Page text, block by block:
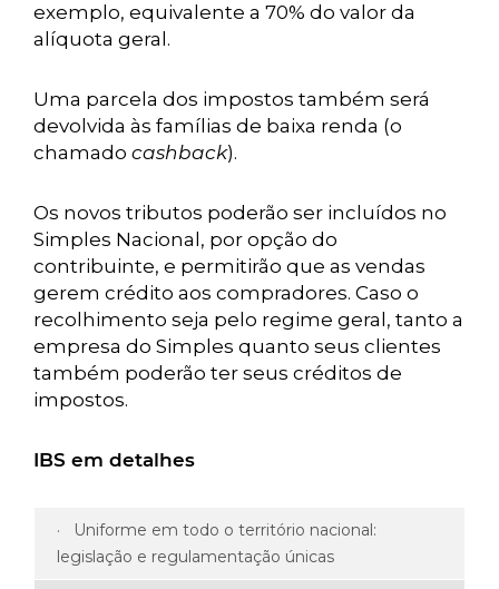
exemplo, equivalente a 70% do valor da
alíquota geral.
Uma parcela dos impostos também será
devolvida às famílias de baixa renda (o
chamado cashback).
Os novos tributos poderão ser incluídos no
Simples Nacional, por opção do
contribuinte, e permitirão que as vendas
gerem crédito aos compradores. Caso o
recolhimento seja pelo regime geral, tanto a
empresa do Simples quanto seus clientes
também poderão ter seus créditos de
impostos.
IBS em detalhes
· Uniforme em todo o território nacional:
legislação e regulamentação únicas